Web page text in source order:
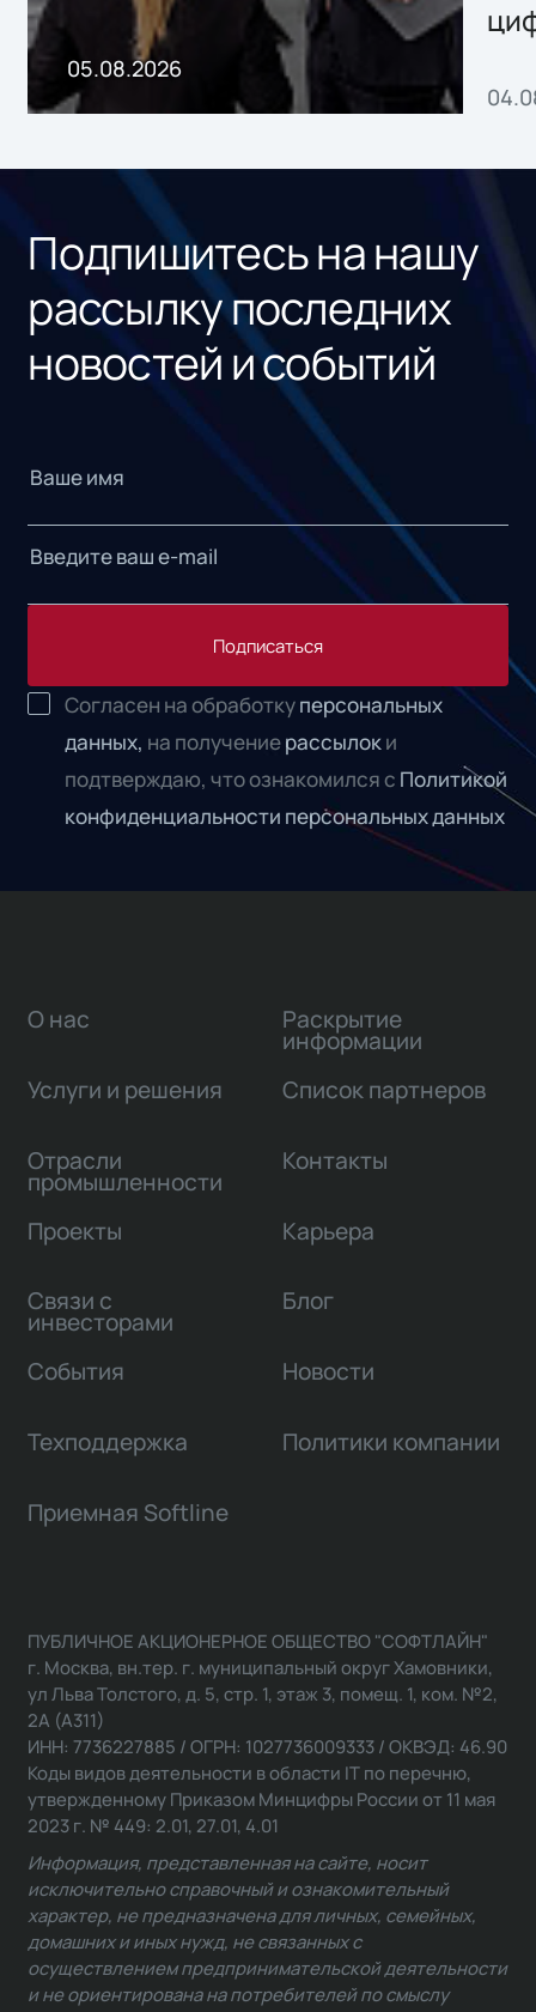
05.08.2026
Подпишитесь на нашу
рассылку последних
новостей и событий
Подписаться
Согласен на обработкуперсональных
данных, на получениерассылоки
подтверждаю, что ознакомился с Политикой
конфиденциальности персональных данных
О нас
Услуги и решения
Отрасли
промышленности
Проекты
Связи с
инвесторами
Раскрытие
информации
Список партнеров
Контакты
Карьера
Блог
События Новости
Техподдержка Политики компании
Приемная Softline
ПУБЛИЧНОЕ АКЦИОНЕРНОЕ ОБЩЕСТВО "СОФТЛАЙН"
г. Москва, вн.тер. г. муниципальный округ Хамовники,
ул Льва Толстого, д. 5, стр. 1, этаж 3, помещ. 1, ком. №2,
2А (А311)
ИНН: 7736227885 / ОГРН: 1027736009333 / ОКВЭД: 46.90
Коды видов деятельности в области IT по перечню,
утвержденному Приказом Минцифры России от 11 мая
2023 г. № 449: 2.01, 27.01, 4.01
Информация, представленная на сайте, носит
исключительно справочный и ознакомительный
характер, не предназначена для личных, семейных,
домашних и иных нужд, не связанных с
осуществлением предпринимательской деятельности
и не ориентирована на потребителей по смыслу